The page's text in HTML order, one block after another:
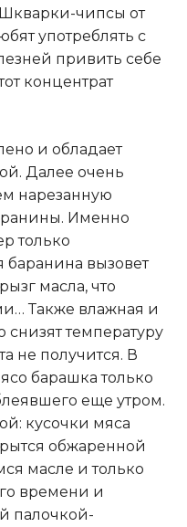
чипсы от
употреблять с
привить себе
концентрат
и обладает
Далее очень
нарезанную
Именно
только
вызовет
масла, что
Также влажная и
снизят температуру
не получится. В
барашка только
еще утром.
кусочки мяса
обжаренной
масле и только
времени и
палочкой-